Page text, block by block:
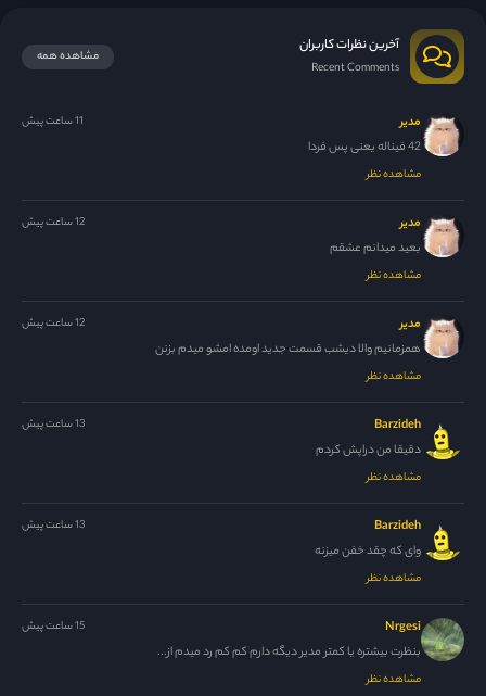
آخرین نظرات کاربران
Recent Comments
مشاهده همه
مدیر 11 ساعت پیش
42 فیناله یعنی پس فردا
مشاهده نظر
مدیر 12 ساعت پیش
بعید میدانم عشقم
مشاهده نظر
مدیر 12 ساعت پیش
همزمانیم والا دیشب قسمت جدید اومده امشو میدم بزنن
مشاهده نظر
Barzideh 13 ساعت پیش
دقیقا من دراپش کردم
مشاهده نظر
Barzideh 13 ساعت پیش
وای که چقد خفن میزنه
مشاهده نظر
Nrgesi 15 ساعت پیش
بنظرت بیشتره یا کمتر مدیر دیگه دارم کم کم رد میدم از...
مشاهده نظر